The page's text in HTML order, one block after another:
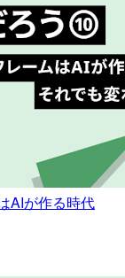
AIが作る時代